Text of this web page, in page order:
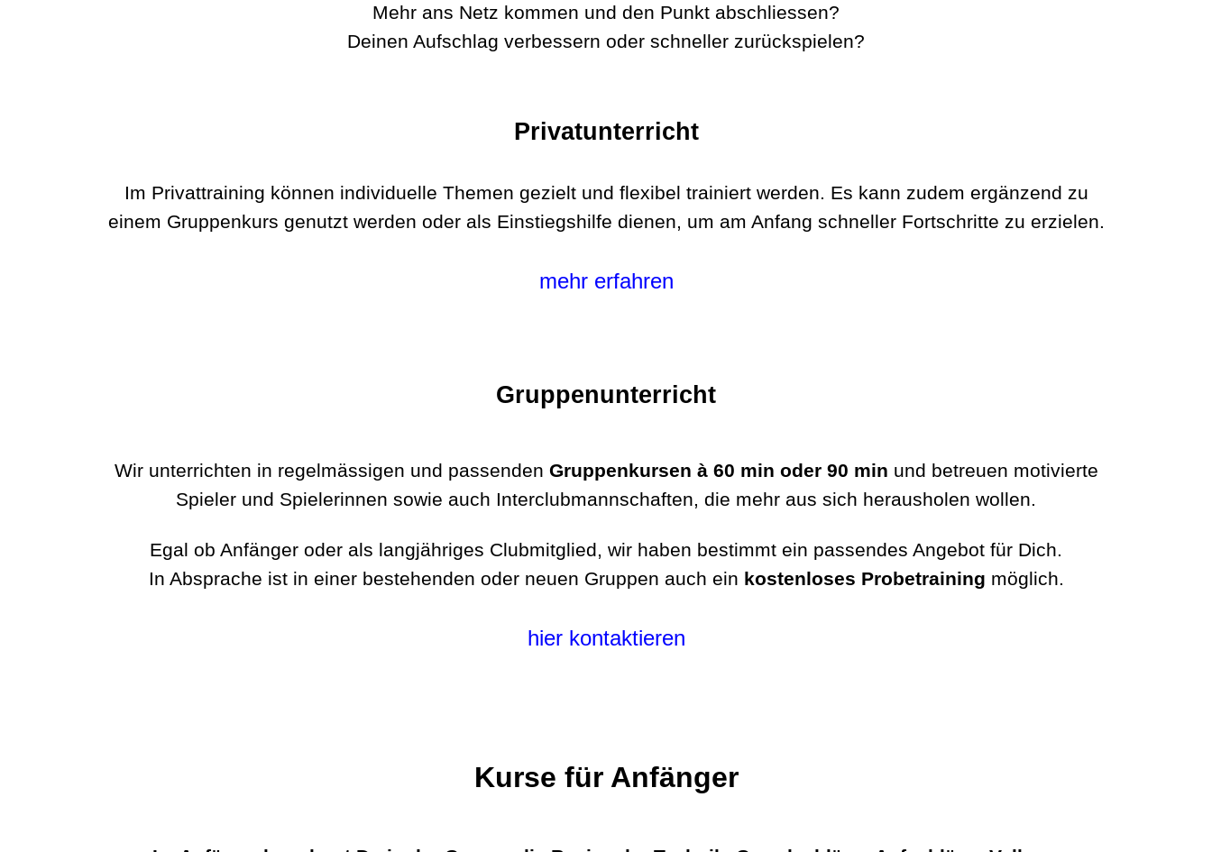
Mehr ans Netz kommen und den Punkt abschliessen?
Deinen Aufschlag verbessern oder schneller zurückspielen?
Privatunterricht
Im Privattraining können individuelle Themen gezielt und flexibel trainiert werden. Es kann zudem ergänzend zu
einem Gruppenkurs genutzt werden oder als Einstiegshilfe dienen, um am Anfang schneller Fortschritte zu erzielen.
mehr erfahren
Gruppenunterricht
Wir unterrichten in regelmässigen und passenden Gruppenkursen à 60 min oder 90 min und betreuen motivierte
Spieler und Spielerinnen sowie auch Interclubmannschaften, die mehr aus sich herausholen wollen.
Egal ob Anfänger oder als langjähriges Clubmitglied, wir haben bestimmt ein passendes Angebot für Dich.
In Absprache ist in einer bestehenden oder neuen Gruppen auch ein kostenloses Probetraining möglich.
hier kontaktieren
Kurse für Anfänger